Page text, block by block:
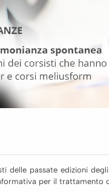
delle passate edizioni
per il trattamento